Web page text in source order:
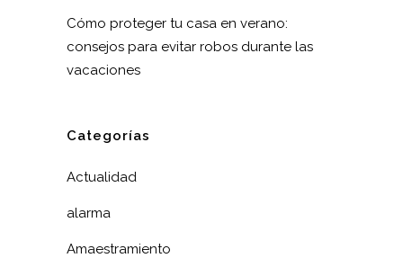
Cómo proteger tu casa en verano:
consejos para evitar robos durante las
vacaciones
Categorías
Actualidad
alarma
Amaestramiento